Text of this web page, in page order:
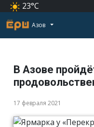
23°C
Азов
В Азове
17 февраля 2021